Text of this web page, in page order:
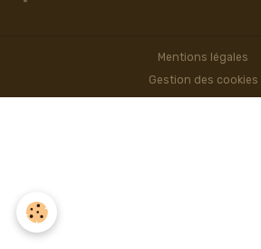
Mentions légales
Gestion des cookies